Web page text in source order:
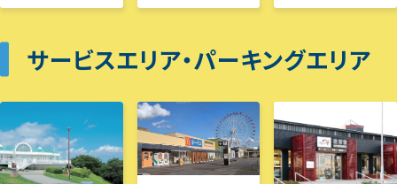
サービスエリア・パーキングエリア